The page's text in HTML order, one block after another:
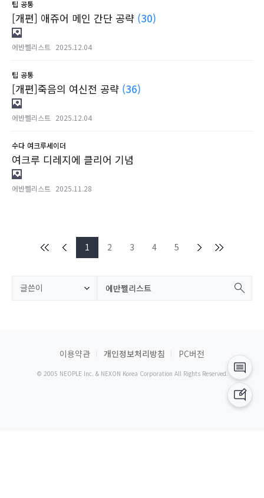
팁 공통
[개편] 애쥬어 메인 간단 공략 (30)
에반쩰리스트 2025.12.04
팁 공통
[개편]죽음의 여신전 공략 (36)
에반쩰리스트 2025.12.04
수다 여크루세이더
여크루 디레지에 클리어 기념
에반쩰리스트 2025.11.28
1 2 3 4 5
글쓴이
이용약관 개인정보처리방침 PC버전
© 2005 NEOPLE Inc. & NEXON Korea Corporation All Rights Reserved.